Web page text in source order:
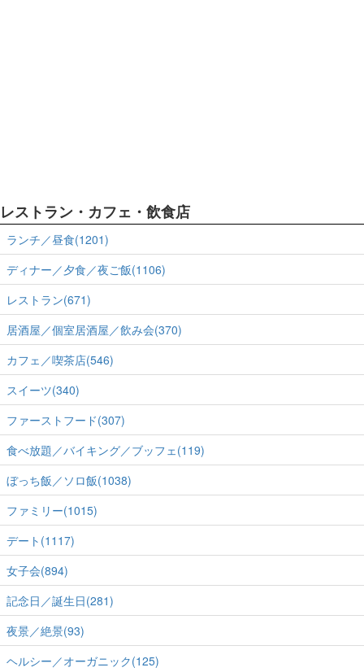
レストラン・カフェ・飲食店
ランチ／昼食(1201)
ディナー／夕食／夜ご飯(1106)
レストラン(671)
居酒屋／個室居酒屋／飲み会(370)
カフェ／喫茶店(546)
スイーツ(340)
ファーストフード(307)
食べ放題／バイキング／ブッフェ(119)
ぼっち飯／ソロ飯(1038)
ファミリー(1015)
デート(1117)
女子会(894)
記念日／誕生日(281)
夜景／絶景(93)
ヘルシー／オーガニック(125)